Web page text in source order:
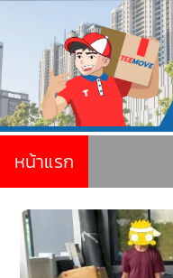
หน้าแรก